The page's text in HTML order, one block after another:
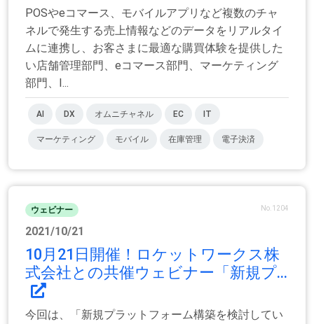
POSやeコマース、モバイルアプリなど複数のチャ
ネルで発生する売上情報などのデータをリアルタイ
ムに連携し、お客さまに最適な購買体験を提供した
い店舗管理部門、eコマース部門、マーケティング
部門、I...
AI DX オムニチャネル EC IT
マーケティング モバイル 在庫管理 電子決済
ウェビナー No.1204
2021/10/21
10月21日開催！ロケットワークス株
式会社との共催ウェビナー「新規プ...
今回は、「新規プラットフォーム構築を検討してい